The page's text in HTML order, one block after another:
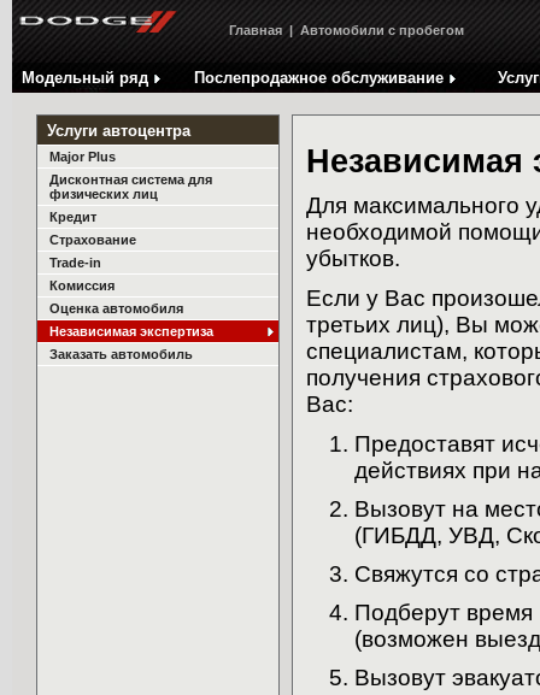
Главная| Автомобили с пробегом
Модельный ряд
Dodge Journey 2013
Dodge Caliber 2012
Послепродажное обслуживание
Аксессуары
Гарантия
Дополнительная информация
Брошюра привилегированный сервис
Услуги автоцентра
Major Plus
Дисконтная система для
физических лиц
Кредит
Страхование
Trade-in
Комиссия
Оценка автомобиля
Независимая экспертиза
Заказать автомобиль
Независимая
Для максимального
необходимой
убытков.
Если у Вас
третьих лиц), Вы
специалистам,
получения
Вас:
Предоставят
действиях при
Вызовут на
(ГИБДД, УВД,
Свяжутся со
Подберут время
(возможен
Вызовут